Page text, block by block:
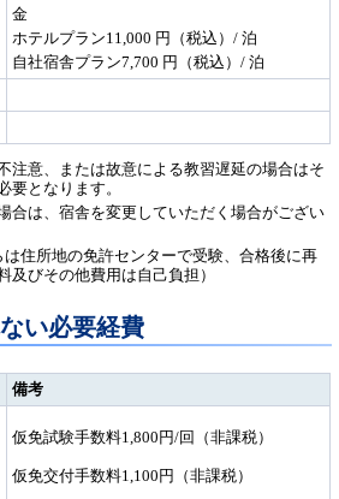
金
ホテルプラン11,000 円（税込）/ 泊
自社宿舎プラン7,700 円（税込）/ 泊
注意、または故意による教習遅延の場合はそ
要となります。
合は、宿舎を変更していただく場合がござい
住所地の免許センターで受験、合格後に再
及びその他費用は自己負担）
い必要経費
備考
仮免試験手数料1,800円/回（非課税）
仮免交付手数料1,100円（非課税）